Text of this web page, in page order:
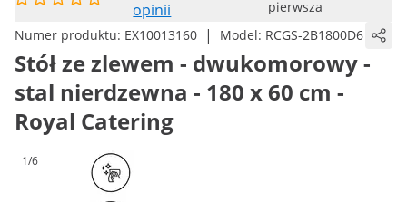
opinii
pierwsza
Numer produktu: EX10013160 | Model: RCGS-2B1800D6
Stół ze zlewem - dwukomorowy -
stal nierdzewna - 180 x 60 cm -
Royal Catering
1/6